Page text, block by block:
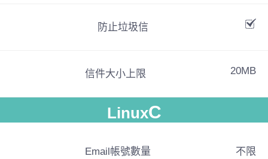
防止垃圾信
信件大小上限 20MB
LinuxC
Email帳號數量 不限